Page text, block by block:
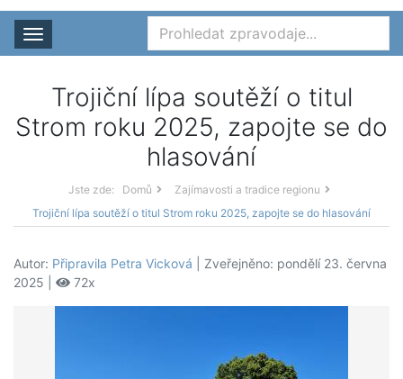
Rozbalit nabídku
Trojiční lípa soutěží o titul
Strom roku 2025, zapojte se do
hlasování
Jste zde: Domů
Zajímavosti a tradice regionu
Trojiční lípa soutěží o titul Strom roku 2025, zapojte se do hlasování
Autor: Připravila Petra Vicková | Zveřejněno: pondělí 23. června
2025 |
72x